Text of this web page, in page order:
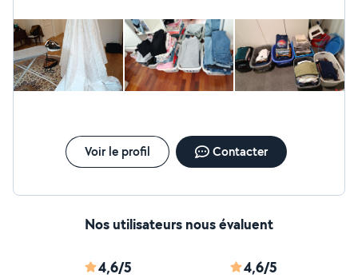
Voir le profil Contacter
Nos utilisateurs nous évaluent
4,6/5 4,6/5